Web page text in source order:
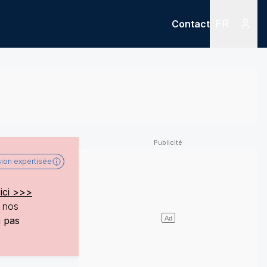
Contact
expertisée
>>>
pas